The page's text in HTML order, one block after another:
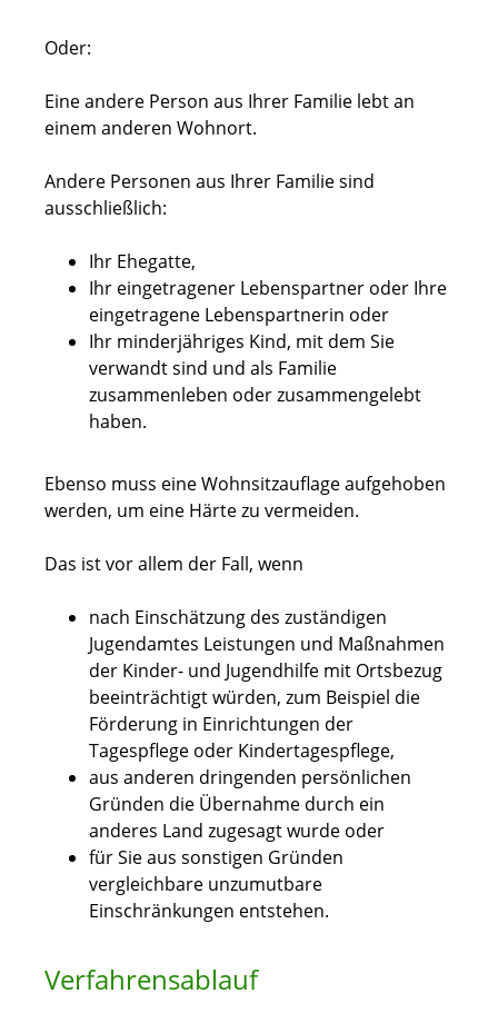
Oder:
Eine andere Person aus Ihrer Familie lebt an
einem anderen Wohnort.
Andere Personen aus Ihrer Familie sind
ausschließlich:
Ihr Ehegatte,
Ihr eingetragener Lebenspartner oder Ihre
eingetragene Lebenspartnerin oder
Ihr minderjähriges Kind, mit dem Sie
verwandt sind und als Familie
zusammenleben oder zusammengelebt
haben.
Ebenso muss eine Wohnsitzauflage aufgehoben
werden, um eine Härte zu vermeiden.
Das ist vor allem der Fall, wenn
nach Einschätzung des zuständigen
Jugendamtes Leistungen und Maßnahmen
der Kinder- und Jugendhilfe mit Ortsbezug
beeinträchtigt würden, zum Beispiel die
Förderung in Einrichtungen der
Tagespflege oder Kindertagespflege,
aus anderen dringenden persönlichen
Gründen die Übernahme durch ein
anderes Land zugesagt wurde oder
für Sie aus sonstigen Gründen
vergleichbare unzumutbare
Einschränkungen entstehen.
Verfahrensablauf